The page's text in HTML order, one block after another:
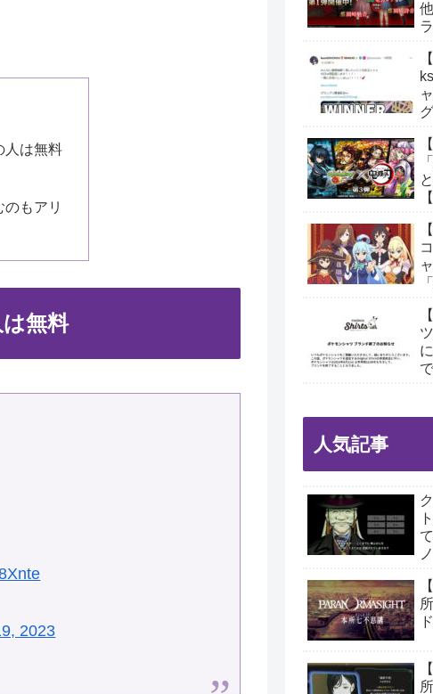
人は無料
もアリ
無料
2023
人気記事